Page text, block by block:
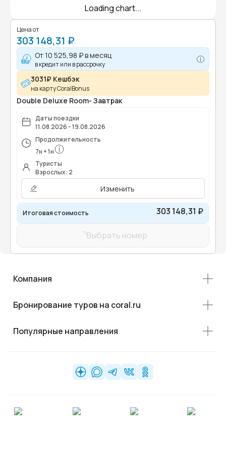
Loading chart...
Цена от
303 148,31 ₽
От10 525,98 ₽в месяц
в кредит или в рассрочку
3031₽ Кешбэк
на карту CoralBonus
Double Deluxe Room- Завтрак
Даты поездки
11.08.2026 - 19.08.2026
Продолжительность
7н +1н
Туристы
Взрослых: 2
Изменить
Итоговая стоимость 303 148,31 ₽
Выбрать номер
Компания
Бронирование туров на coral.ru
Популярные направления